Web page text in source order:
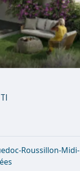
Roussillon-Midi-